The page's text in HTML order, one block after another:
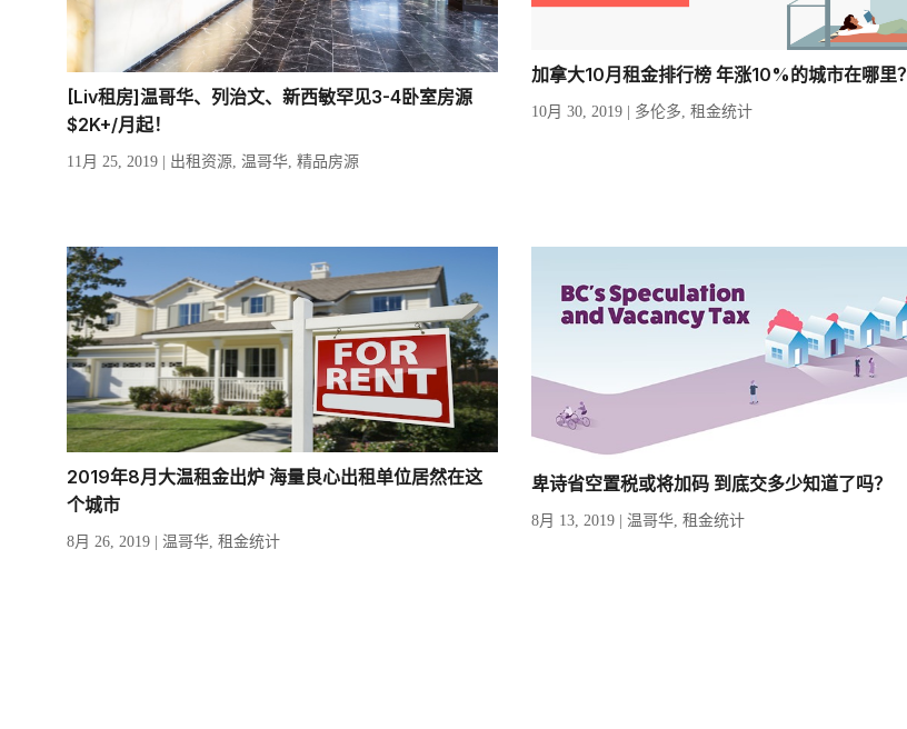
[Liv租房]温哥华、列治文、新西敏罕见3-4卧室房源
$2K+/月起！
11月 25, 2019 出租资源, 温哥华, 精品房源
加拿大10月租金排行榜 年涨10%的城市在哪里？
10月 30, 2019 多伦多, 租金统计
2019年8月大温租金出炉 海量良心出租单位居然在这
个城市
8月 26, 2019 温哥华 租金统计
卑诗省空置税或将加码 到底交多少知道了吗？
8月 13, 2019 温哥华 租金统计